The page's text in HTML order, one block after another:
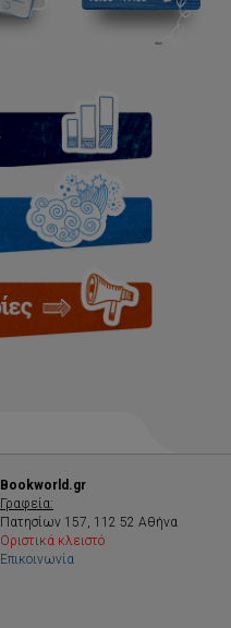
Bookworld.gr
Γραφεία:
Πατησίων 157, 112 52 Αθήνα
Οριστικά κλειστό
Επικοινωνία